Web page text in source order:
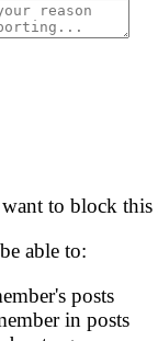
to block this
able to:
posts
in posts